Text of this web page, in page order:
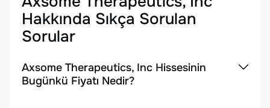
Hakkında Sıkça Sorulan
Sorular
Axsome Therapeutics, Inc Hissesinin
Bugünkü Fiyatı Nedir?